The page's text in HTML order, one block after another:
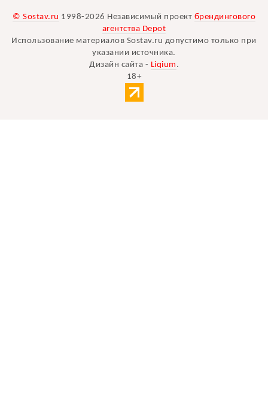
© Sostav.ru 1998-2026 Независимый проект брендингового
агентства Depot
Использование материалов Sostav.ru допустимо только при
указании источника.
Дизайн сайта - Liqium .
18+